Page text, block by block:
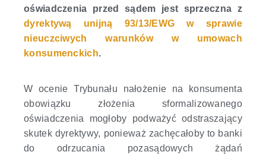
oświadczenia przed sądem jest sprzeczna z
dyrektywą unijną 93/13/EWG w sprawie
nieuczciwych warunków w umowach
konsumenckich.
W ocenie Trybunału nałożenie na konsumenta
obowiązku złożenia sformalizowanego
oświadczenia mogłoby podważyć odstraszający
skutek dyrektywy, ponieważ zachęcałoby to banki
do odrzucania pozasądowych żądań